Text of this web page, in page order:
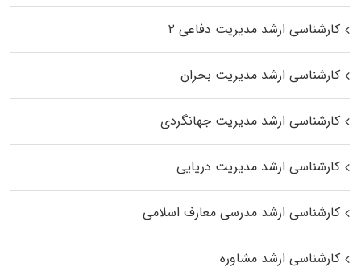
کارشناسی ارشد مدیریت دفاعی ۲
کارشناسی ارشد مدیریت بحران
کارشناسی ارشد مدیریت جهانگردی
کارشناسی ارشد مدیریت دریایی
کارشناسی ارشد مدرسی معارف اسلامی
کارشناسی ارشد مشاوره